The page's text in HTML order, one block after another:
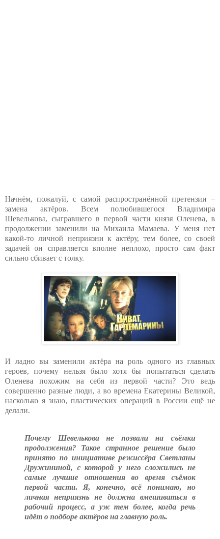
Начнём, пожалуй, с самой распространённой претензии –
замена актёров. Всем полюбившегося Владимира
Шевелькова, сыгравшего в первой части князя Оленева, в
продолжении заменили на Михаила Мамаева. У меня нет
какой-то личной неприязни к актёру, тем более, со своей
задачей он справляется вполне неплохо, просто сам факт
сильно сбивает с толку.
И ладно вы заменили актёра на роль одного из главных
героев, почему нельзя было хотя бы попытаться сделать
Оленева похожим на себя из первой части? Это ведь
совершенно разные люди, а во времена Екатерины Великой,
насколько я знаю, пластических операций в России ещё не
делали.
Почему Шевелькова не позвали на съёмки
продолжения? Такое странное решение было
принято по инициативе режиссёра Светланы
Дружининой, с которой у него сложились не
самые лучшие отношения во время съёмок
первой части. Я, конечно, всё понимаю, но
личная неприязнь не должна вмешиваться в
рабочий процесс, а уж тем более, когда речь
идёт о подборе актёров на главную роль.